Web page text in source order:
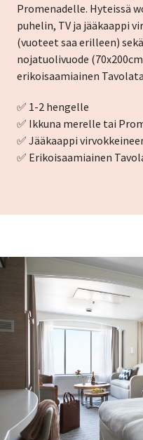
Promenadelle. Hyteissä
puhelin, TV ja jääkaappi
(vuoteet saa erilleen)
nojatuolivuode
erikoisaamiainen
✅ 1-2 hengelle
✅ Ikkuna merelle tai
✅ Jääkaappi
✅ Erikoisaamiainen